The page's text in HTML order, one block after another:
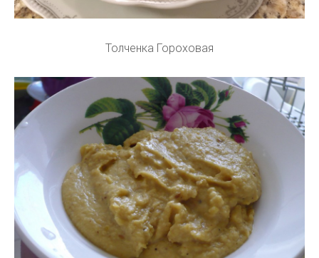
Толченка Гороховая